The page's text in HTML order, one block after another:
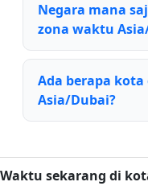
Negara mana
zona waktu
Ada berapa
Asia/Dubai?
Waktu sekarang di